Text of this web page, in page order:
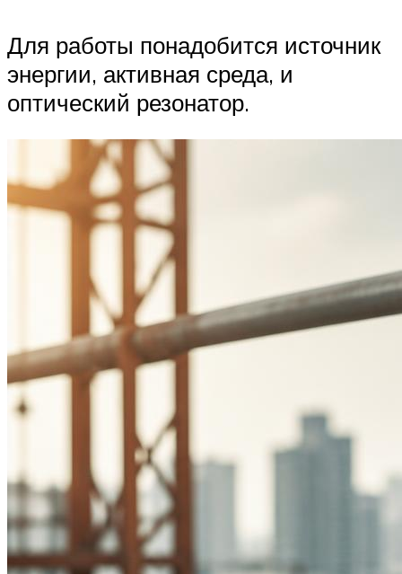
Для работы понадобится источник
энергии, активная среда, и
оптический резонатор.